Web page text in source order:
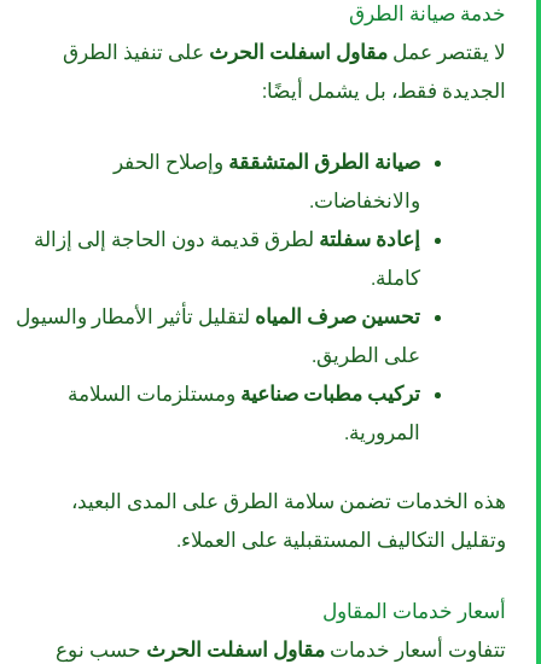
خدمة صيانة الطرق
لا يقتصر عمل مقاول اسفلت الحرث على تنفيذ الطرق
الجديدة فقط، بل يشمل أيضًا:
صيانة الطرق المتشققة وإصلاح الحفر
والانخفاضات.
إعادة سفلتة لطرق قديمة دون الحاجة إلى إزالة
كاملة.
تحسين صرف المياه لتقليل تأثير الأمطار والسيول
على الطريق.
تركيب مطبات صناعية ومستلزمات السلامة
المرورية.
هذه الخدمات تضمن سلامة الطرق على المدى البعيد،
وتقليل التكاليف المستقبلية على العملاء.
أسعار خدمات المقاول
تتفاوت أسعار خدمات مقاول اسفلت الحرث حسب نوع